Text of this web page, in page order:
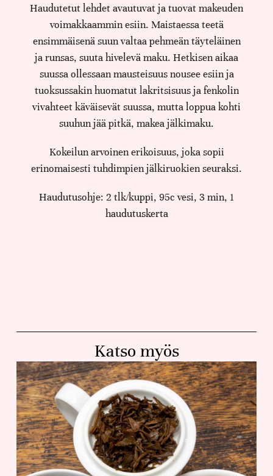
Haudutetut lehdet avautuvat ja tuovat makeuden
voimakkaammin esiin. Maistaessa teetä
ensimmäisenä suun valtaa pehmeän täyteläinen
ja runsas, suuta hivelevä maku. Hetkisen aikaa
suussa ollessaan mausteisuus nousee esiin ja
tuoksussakin huomatut lakritsisuus ja fenkolin
vivahteet käväisevät suussa, mutta loppua kohti
suuhun jää pitkä, makea jälkimaku.
Kokeilun arvoinen erikoisuus, joka sopii
erinomaisesti tuhdimpien jälkiruokien seuraksi.
Haudutusohje: 2 tlk/kuppi, 95c vesi, 3 min, 1
haudutuskerta
Katso myös